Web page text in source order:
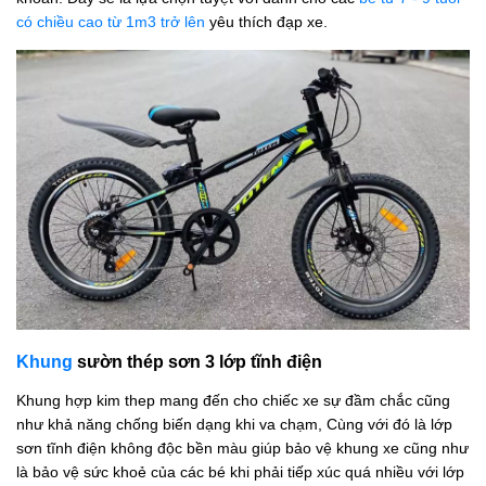
có chiều cao từ 1m3 trở lên yêu thích đạp xe.
Khung sườn thép sơn 3 lớp tĩnh điện
Khung hợp kim thep mang đến cho chiếc xe sự đầm chắc cũng
như khả năng chống biến dạng khi va chạm, Cùng với đó là lớp
sơn tĩnh điện không độc bền màu giúp bảo vệ khung xe cũng như
là bảo vệ sức khoẻ của các bé khi phải tiếp xúc quá nhiều với lớp